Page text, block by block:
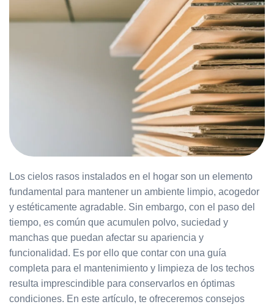
Los cielos rasos instalados en el hogar son un elemento
fundamental para mantener un ambiente limpio, acogedor
y estéticamente agradable. Sin embargo, con el paso del
tiempo, es común que acumulen polvo, suciedad y
manchas que puedan afectar su apariencia y
funcionalidad. Es por ello que contar con una guía
completa para el mantenimiento y limpieza de los techos
resulta imprescindible para conservarlos en óptimas
condiciones. En este artículo, te ofreceremos consejos